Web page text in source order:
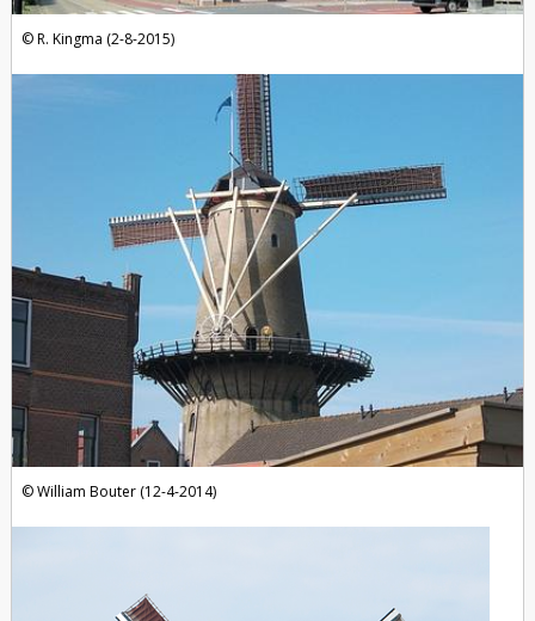
R. Kingma (2-8-2015)
William Bouter (12-4-2014)